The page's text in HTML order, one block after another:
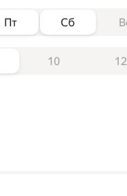
Пт Сб
10 12